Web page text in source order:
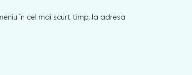
în cel mai scurt timp, la adresa